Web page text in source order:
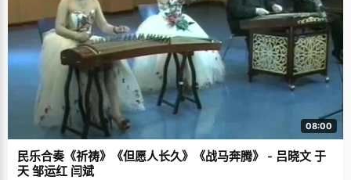
08:00
民乐合奏《祈祷》《但愿人长久》《战马奔腾》 - 吕晓文 于
天 邹运红 闫斌